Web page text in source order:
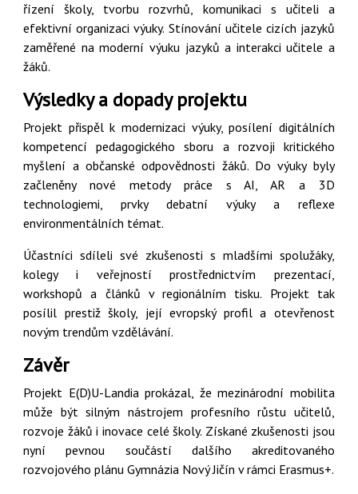
řízení školy, tvorbu rozvrhů, komunikaci s učiteli a
efektivní organizaci výuky. Stínování učitele cizích jazyků
zaměřené na moderní výuku jazyků a interakci učitele a
žáků.
Výsledky a dopady projektu
Projekt přispěl k modernizaci výuky, posílení digitálních
kompetencí pedagogického sboru a rozvoji kritického
myšlení a občanské odpovědnosti žáků. Do výuky byly
začleněny nové metody práce s AI, AR a 3D
technologiemi, prvky debatní výuky a reflexe
environmentálních témat.
Účastníci sdíleli své zkušenosti s mladšími spolužáky,
kolegy i veřejností prostřednictvím prezentací,
workshopů a článků v regionálním tisku. Projekt tak
posílil prestiž školy, její evropský profil a otevřenost
novým trendům vzdělávání.
Závěr
Projekt E(D)U-Landia prokázal, že mezinárodní mobilita
může být silným nástrojem profesního růstu učitelů,
rozvoje žáků i inovace celé školy. Získané zkušenosti jsou
nyní pevnou součástí dalšího akreditovaného
rozvojového plánu Gymnázia Nový Jičín v rámci Erasmus+.